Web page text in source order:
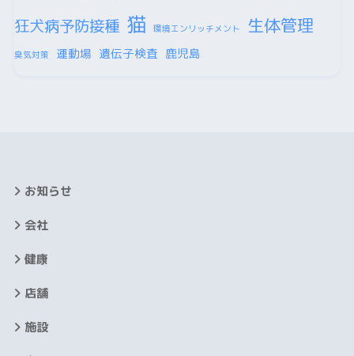
狂犬病予防接種 猫 環境エンリッチメント 生体管理
臭気対策 運動場 遺伝子検査 鹿児島
お知らせ
会社
健康
店舗
施設